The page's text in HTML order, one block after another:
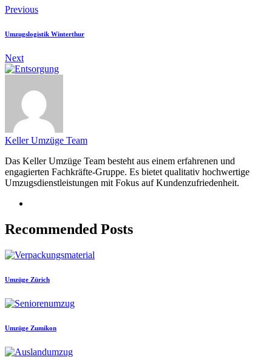
Previous
Umzugslogistik Winterthur
Next
Keller Umzüge Team
Das Keller Umzüge Team besteht aus einem erfahrenen und
engagierten Fachkräfte-Gruppe. Es bietet qualitativ hochwertige
Umzugsdienstleistungen mit Fokus auf Kundenzufriedenheit.
Recommended Posts
Umzüge Zürich
Umzüge Zumikon